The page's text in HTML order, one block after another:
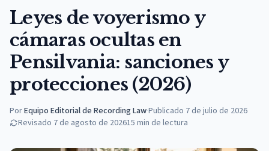
Leyes de voyerismo y
cámaras ocultas en
Pensilvania: sanciones y
protecciones (2026)
PorEquipo Editorial de Recording Law·Publicado 7 de julio de 2026
Revisado 7 de agosto de 202615 min de lectura